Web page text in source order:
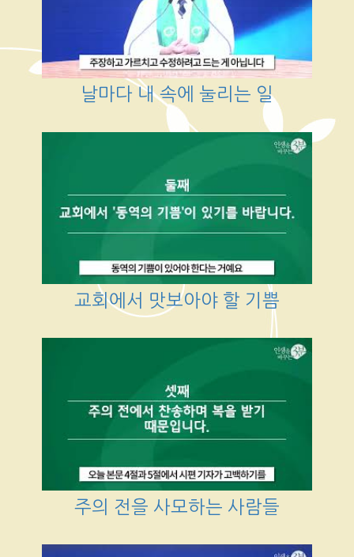
날마다 내 속에 눌리는 일
교회에서 맛보아야 할 기쁨
주의 전을 사모하는 사람들